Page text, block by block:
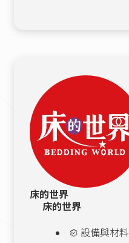
床的世界
床的世界
設備與材料